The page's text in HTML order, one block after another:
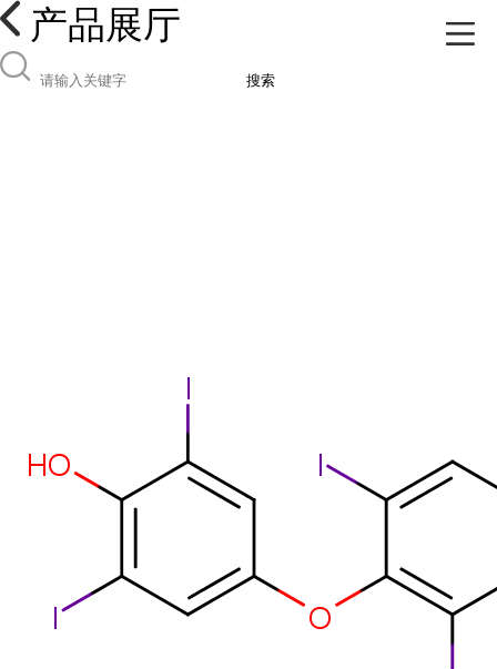
产品展厅
搜索